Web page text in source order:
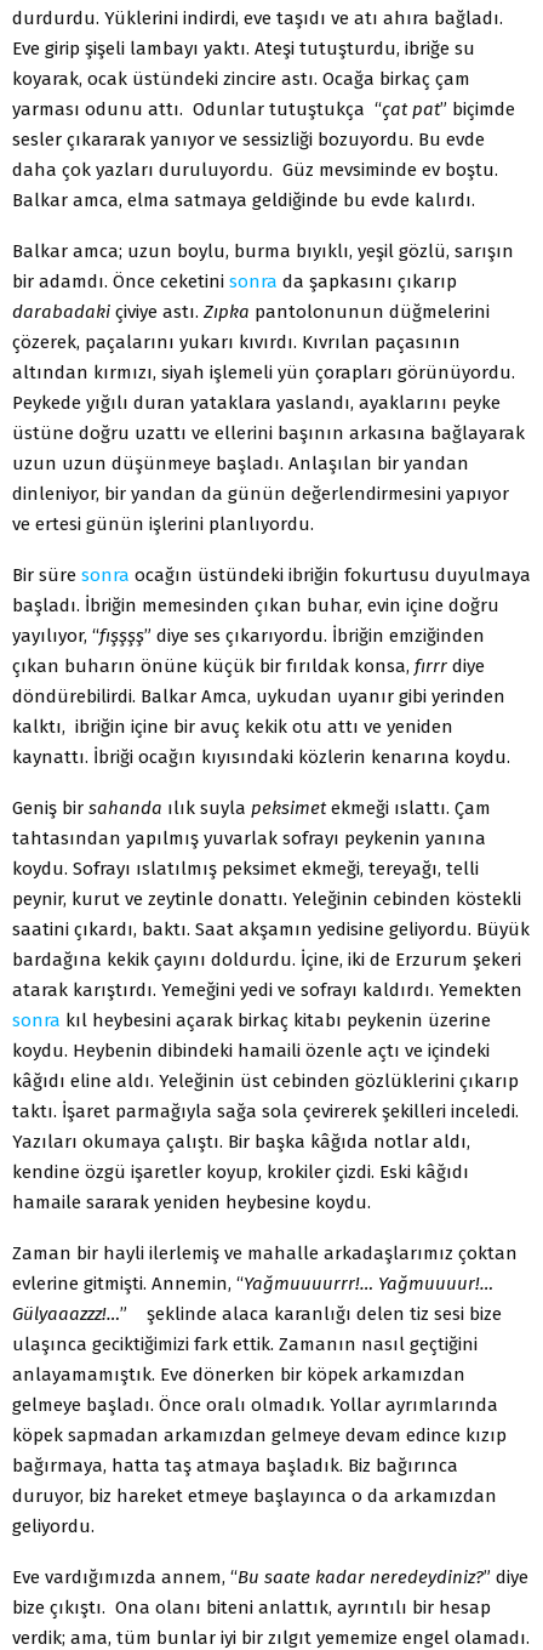
durdurdu. Yüklerini indirdi, eve taşıdı ve atı ahıra bağladı.
Eve girip şişeli lambayı yaktı. Ateşi tutuşturdu, ibriğe su
koyarak, ocak üstündeki zincire astı. Ocağa birkaç çam
yarması odunu attı. Odunlar tutuştukça “çat pat” biçimde
sesler çıkararak yanıyor ve sessizliği bozuyordu. Bu evde
daha çok yazları duruluyordu. Güz mevsiminde ev boştu.
Balkar amca, elma satmaya geldiğinde bu evde kalırdı.
Balkar amca; uzun boylu, burma bıyıklı, yeşil gözlü, sarışın
bir adamdı. Önce ceketini sonra da şapkasını çıkarıp
darabadaki çiviye astı. Zıpka pantolonunun düğmelerini
çözerek, paçalarını yukarı kıvırdı. Kıvrılan paçasının
altından kırmızı, siyah işlemeli yün çorapları görünüyordu.
Peykede yığılı duran yataklara yaslandı, ayaklarını peyke
üstüne doğru uzattı ve ellerini başının arkasına bağlayarak
uzun uzun düşünmeye başladı. Anlaşılan bir yandan
dinleniyor, bir yandan da günün değerlendirmesini yapıyor
ve ertesi günün işlerini planlıyordu.
Bir süre sonra ocağın üstündeki ibriğin fokurtusu duyulmaya
başladı. İbriğin memesinden çıkan buhar, evin içine doğru
yayılıyor, “fışşşş” diye ses çıkarıyordu. İbriğin emziğinden
çıkan buharın önüne küçük bir fırıldak konsa, fırrr diye
döndürebilirdi. Balkar Amca, uykudan uyanır gibi yerinden
kalktı, ibriğin içine bir avuç kekik otu attı ve yeniden
kaynattı. İbriği ocağın kıyısındaki közlerin kenarına koydu.
Geniş bir sahanda ılık suyla peksimetekmeği ıslattı. Çam
tahtasından yapılmış yuvarlak sofrayı peykenin yanına
koydu. Sofrayı ıslatılmış peksimet ekmeği, tereyağı, telli
peynir, kurut ve zeytinle donattı. Yeleğinin cebinden köstekli
saatini çıkardı, baktı. Saat akşamın yedisine geliyordu. Büyük
bardağına kekik çayını doldurdu. İçine, iki de Erzurum şekeri
atarak karıştırdı. Yemeğini yedi ve sofrayı kaldırdı. Yemekten
sonra kıl heybesini açarak birkaç kitabı peykenin üzerine
koydu. Heybenin dibindeki hamaili özenle açtı ve içindeki
kâğıdı eline aldı. Yeleğinin üst cebinden gözlüklerini çıkarıp
taktı. İşaret parmağıyla sağa sola çevirerek şekilleri inceledi.
Yazıları okumaya çalıştı. Bir başka kâğıda notlar aldı,
kendine özgü işaretler koyup, krokiler çizdi. Eski kâğıdı
hamaile sararak yeniden heybesine koydu.
Zaman bir hayli ilerlemiş ve mahalle arkadaşlarımız çoktan
evlerine gitmişti. Annemin, “Yağmuuuurrr!… Yağmuuuur!…
Gülyaaazzz!…” şeklinde alaca karanlığı delen tiz sesi bize
ulaşınca geciktiğimizi fark ettik. Zamanın nasıl geçtiğini
anlayamamıştık. Eve dönerken bir köpek arkamızdan
gelmeye başladı. Önce oralı olmadık. Yollar ayrımlarında
köpek sapmadan arkamızdan gelmeye devam edince kızıp
bağırmaya, hatta taş atmaya başladık. Biz bağırınca
duruyor, biz hareket etmeye başlayınca o da arkamızdan
geliyordu.
Eve vardığımızda annem, “Bu saate kadar neredeydiniz?” diye
bize çıkıştı. Ona olanı biteni anlattık, ayrıntılı bir hesap
verdik; ama, tüm bunlar iyi bir zılgıt yememize engel olamadı.